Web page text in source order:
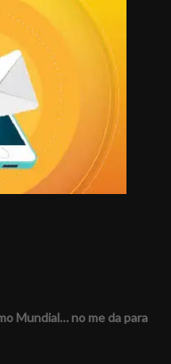
Mundial… no me da para